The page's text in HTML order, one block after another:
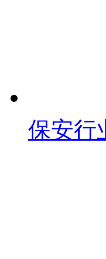
保安行